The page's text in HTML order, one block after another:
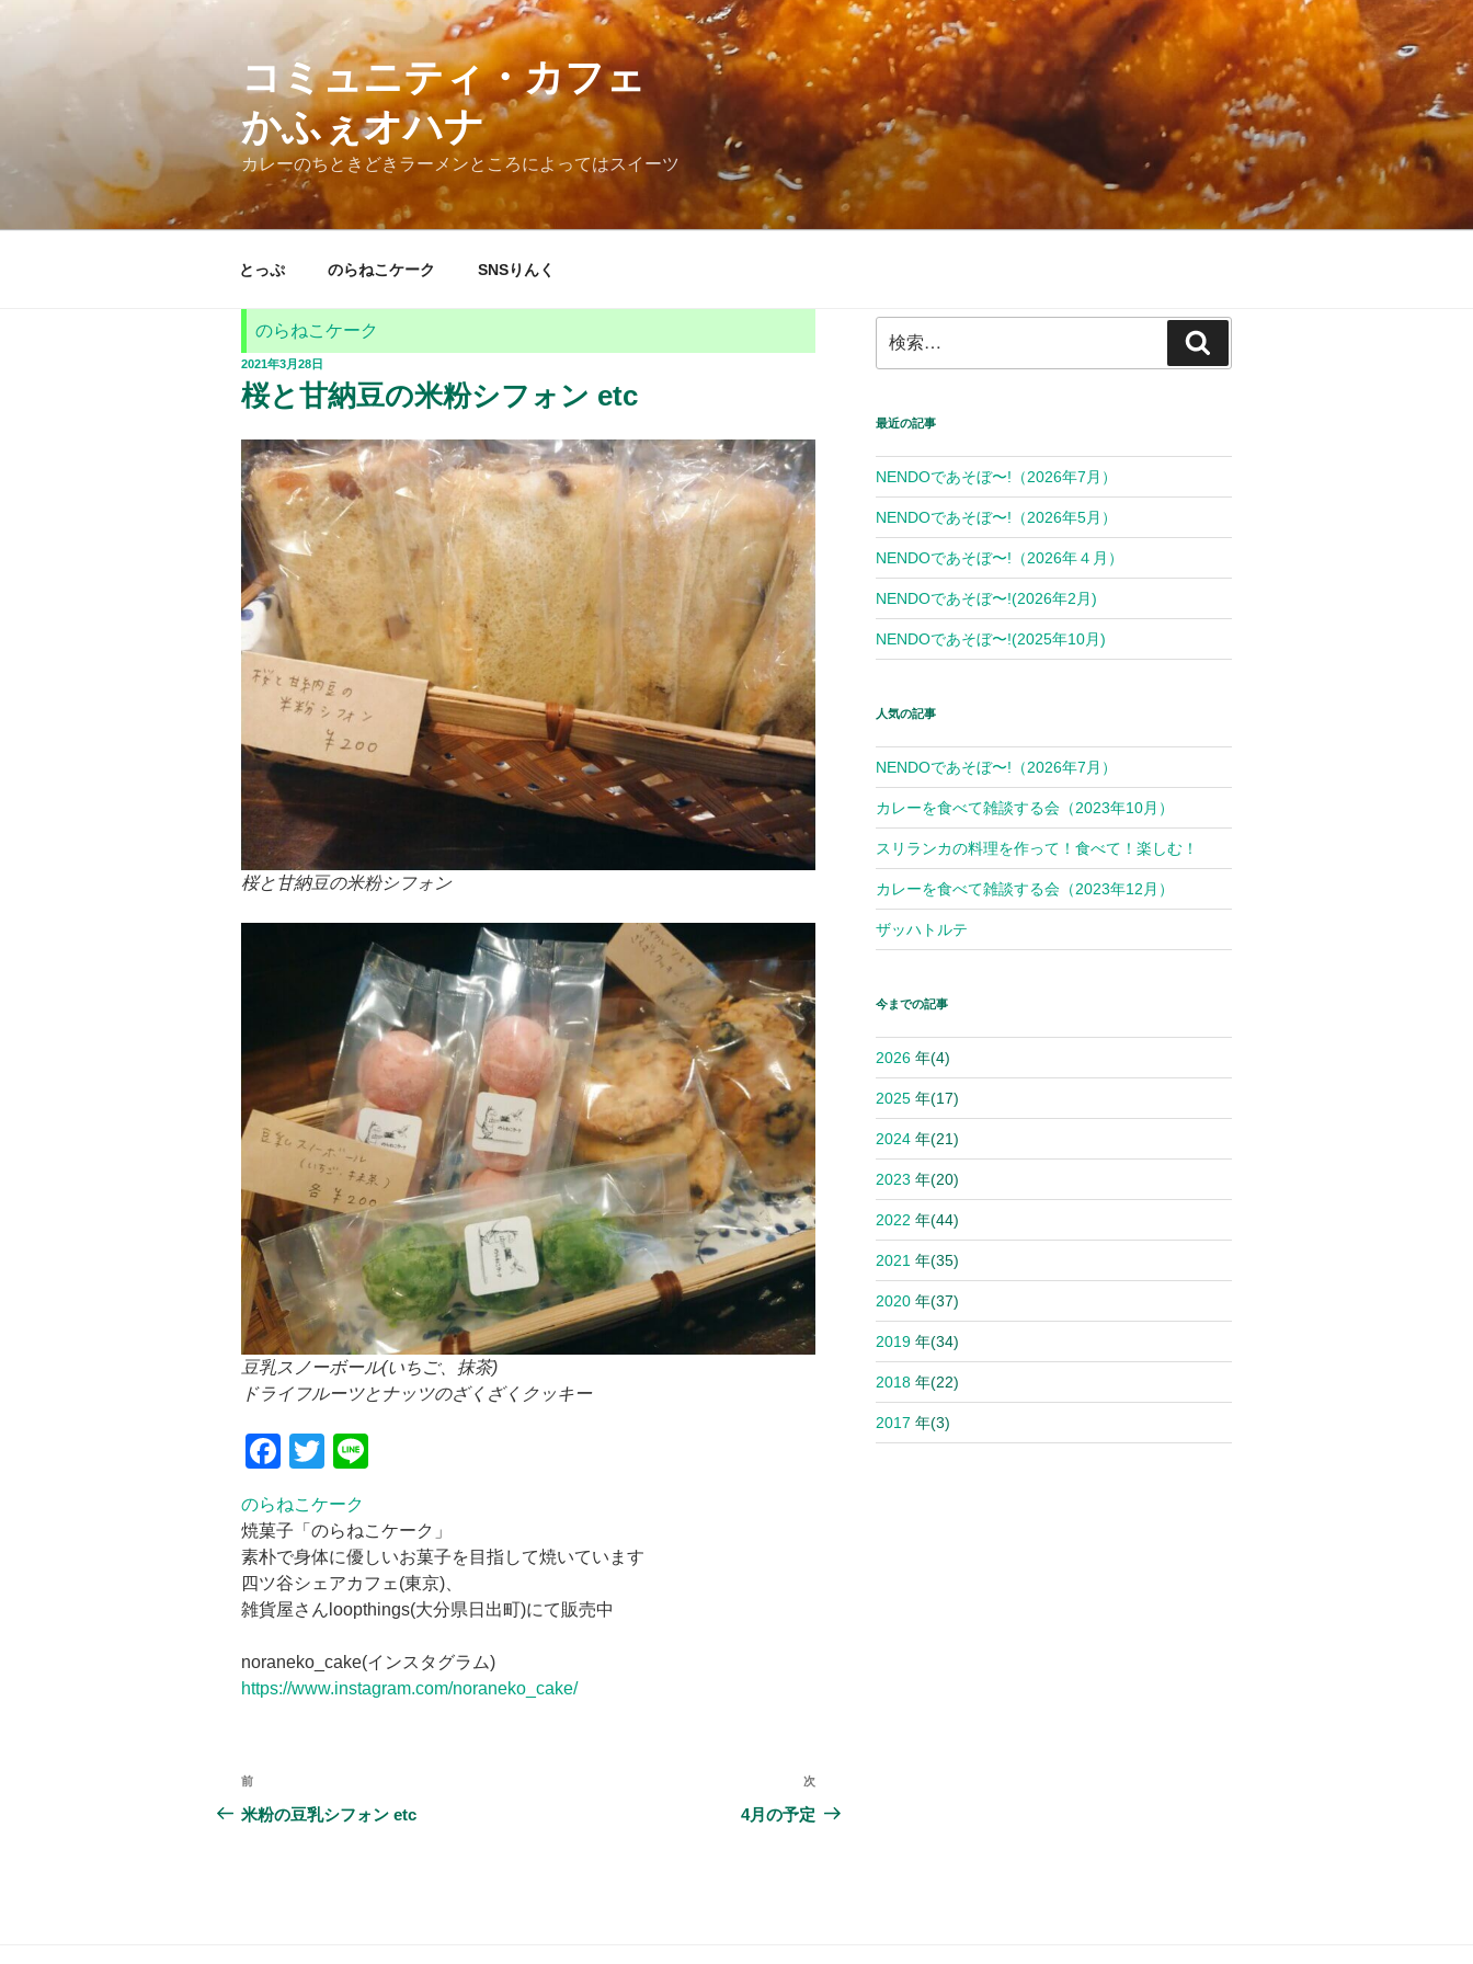
コミュニティ・カフェ
かふぇオハナ
カレーのちときどきラーメンところによってはスイーツ
とっぷ のらねこケーク SNSりんく
のらねこケーク
投
稿
日:
2021年3月28日
桜と甘納豆の米粉シフォン etc
桜と甘納豆の米粉シフォン
豆乳スノーボール(いちご、抹茶)
ドライフルーツとナッツのざくざくクッキー
F
c
e
b
o
o
k
T
tt
er
e
のらねこケーク
焼菓子「のらねこケーク」
素朴で身体に優しいお菓子を目指して焼いています
四ツ谷シェアカフェ(東京)、
雑貨屋さんloopthings(大分県日出町)にて販売中
noraneko_cake(インスタグラム)
https://www.instagram.com/noraneko_cake/
投
稿
前
の
前
米粉の豆乳シフォン etc
次
の
次
4月の予定
索:
索
最近の記事
NENDOであそぼ〜!（2026年7月）
NENDOであそぼ〜!（2026年5月）
NENDOであそぼ〜!（2026年４月）
NENDOであそぼ〜!(2026年2月)
NENDOであそぼ〜!(2025年10月)
人気の記事
NENDOであそぼ〜!（2026年7月）
カレーを食べて雑談する会（2023年10月）
スリランカの料理を作って！食べて！楽しむ！
カレーを食べて雑談する会（2023年12月）
ザッハトルテ
今までの記事
2026 年(4)
2025 年(17)
2024 年(21)
2023 年(20)
2022 年(44)
2021 年(35)
2020 年(37)
2019 年(34)
2018 年(22)
2017 年(3)